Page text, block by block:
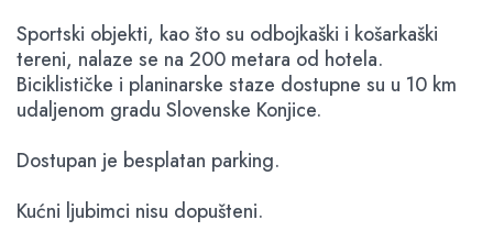
Sportski objekti, kao što su odbojkaški i košarkaški
tereni, nalaze se na 200 metara od hotela.
Biciklističke i planinarske staze dostupne su u 10 km
udaljenom gradu Slovenske Konjice.
Dostupan je besplatan parking.
Kućni ljubimci nisu dopušteni.